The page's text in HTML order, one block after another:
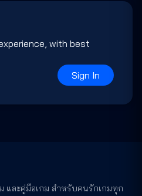
with best
Sign In
และคู่มือเกม สำหรับคนรักเกมทุก